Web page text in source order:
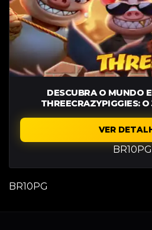
DESCUBRA O MUNDO
THREECRAZYPIGGIES:
VER
BR10PG
BR10PG